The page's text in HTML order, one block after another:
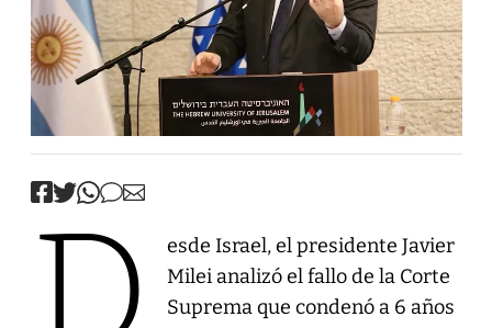
esde Israel, el presidente Javier
Milei analizó el fallo de la Corte
Suprema que condenó a 6 años